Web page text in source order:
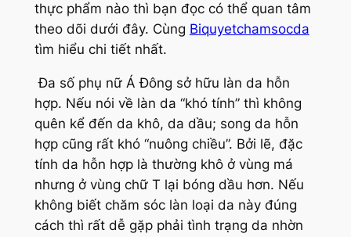
thực phẩm nào thì bạn đọc có thể quan tâm
theo dõi dưới đây. Cùng Biquyetchamsocda
tìm hiểu chi tiết nhất.
Đa số phụ nữ Á Đông sở hữu làn da hỗn
hợp. Nếu nói về làn da “khó tính” thì không
quên kể đến da khô, da dầu; song da hỗn
hợp cũng rất khó “nuông chiều”. Bởi lẽ, đặc
tính da hỗn hợp là thường khô ở vùng má
nhưng ở vùng chữ T lại bóng dầu hơn. Nếu
không biết chăm sóc làn loại da này đúng
cách thì rất dễ gặp phải tình trạng da nhờn